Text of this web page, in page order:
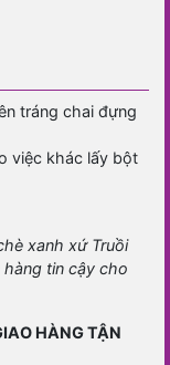
tráng chai đựng
việc khác lấy bột
xanh xứ Truồi
tin cậy cho
HÀNG TẬN